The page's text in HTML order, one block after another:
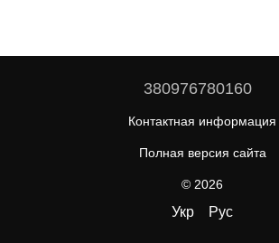
380976780160
Контактная информация
Полная версия сайта
© 2026
Укр Рус